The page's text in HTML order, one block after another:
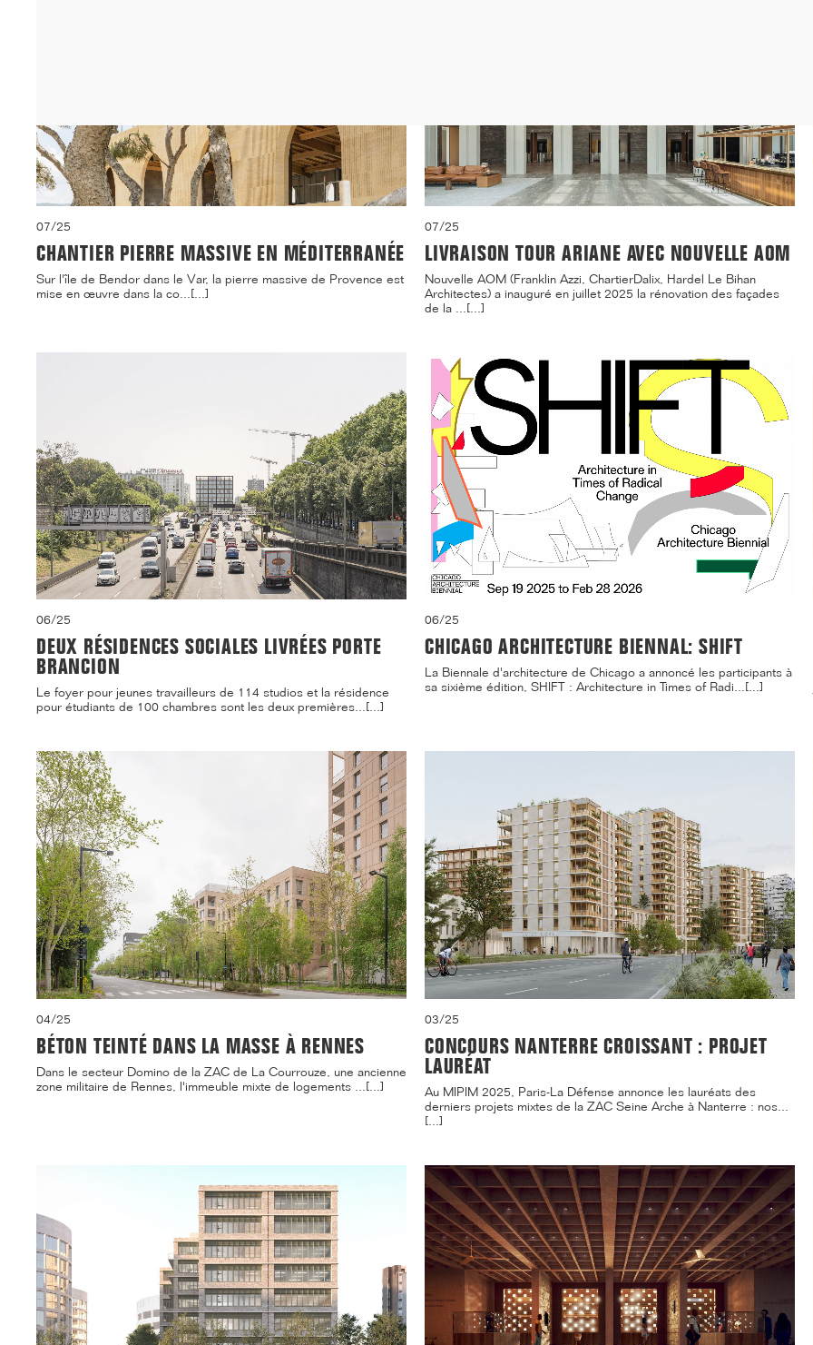
07/25
CHANTIER PIERRE MASSIVE EN MÉDITERRANÉE
Sur l'île de Bendor dans le Var, la pierre massive de Provence est
mise en œuvre dans la co...[...]
07/25
LIVRAISON TOUR ARIANE AVEC NOUVELLE AOM
Nouvelle AOM (Franklin Azzi, ChartierDalix, Hardel Le Bihan
Architectes) a inauguré en juillet 2025 la rénovation des façades
de la ...[...]
06/25
DEUX RÉSIDENCES SOCIALES LIVRÉES PORTE
BRANCION
Le foyer pour jeunes travailleurs de 114 studios et la résidence
pour étudiants de 100 chambres sont les deux premières...[...]
06/25
CHICAGO ARCHITECTURE BIENNAL: SHIFT
La Biennale d'architecture de Chicago a annoncé les participants à
sa sixième édition, SHIFT : Architecture in Times of Radi...[...]
04/25
BÉTON TEINTÉ DANS LA MASSE À RENNES
Dans le secteur Domino de la ZAC de La Courrouze, une ancienne
zone militaire de Rennes, l'immeuble mixte de logements ...[...]
03/25
CONCOURS NANTERRE CROISSANT : PROJET
LAURÉAT
Au MIPIM 2025, Paris-La Défense annonce les lauréats des
derniers projets mixtes de la ZAC Seine Arche à Nanterre : nos...
[...]